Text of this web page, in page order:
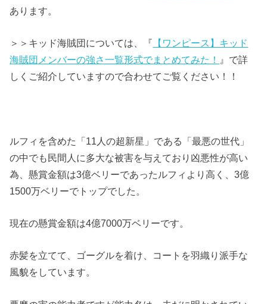
あります。
＞＞キッド海賊団については、『 【ワンピース】キッド
海賊団メンバーの強さ一覧形式でまとめてみた！
』で詳
しくご紹介していますので合わせてご覧ください！！
ルフィを含めた「11人の超新星」である「最悪の世代」
の中でも民間人に多大な被害を与えており凶悪性が高い
為、懸賞金額は3億ベリーであったルフィより高く、3億
1500万ベリーでトップでした。
現在の懸賞金額は4億7000万ベリーです。
赤髪を立てて、ゴーグルを着け、コートを羽織り派手な
風貌をしています。